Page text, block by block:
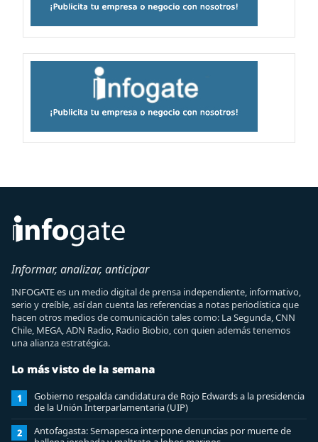
Informar, analizar, anticipar
INFOGATE es un medio digital de prensa independiente, informativo,
serio y creíble, así dan cuenta las referencias a notas periodística que
hacen otros medios de comunicación tales como: La Segunda, CNN
Chile, MEGA, ADN Radio, Radio Biobio, con quien además tenemos
una alianza estratégica.
Lo más visto de la semana
1
Gobierno respalda candidatura de Rojo Edwards a la presidencia
de la Unión Interparlamentaria (UIP)
2
Antofagasta: Sernapesca interpone denuncias por muerte de